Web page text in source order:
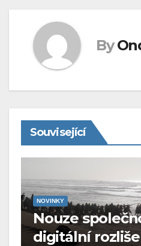
By
Související
NOVINKY
Nouze
digitální